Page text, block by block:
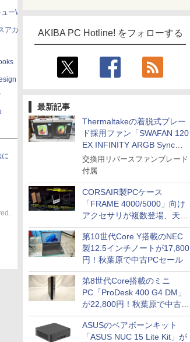
AKIBA PC Hotline! をフォローする
最新記事
Thermaltakeの着脱式ブレー
ド採用ファン「SWAFAN 120
EX INFINITY ARGB Sync」
に単品パッケージ
交換用リバースファンブレード
付属
CORSAIR製PCケース
「FRAME 4000/5000」向け
アクセサリが複数登場、天然
木製パネルや背面コネクタ対
応トレイなど
第10世代Core Y搭載のNEC
製12.5インチノートが17,800
円！秋葉原で中古PCセール
第8世代Core搭載のミニ
PC「ProDesk 400 G4 DM」
が22,800円！秋葉原で中古
PCセール
ASUSのベアボーンキット
「ASUS NUC 15 Lite Kit」が
ーWeb
アカデミー
Interactive
IPGネットワーク
TシャツPOD pTa.shop
カスタム写真集POD fabli
に